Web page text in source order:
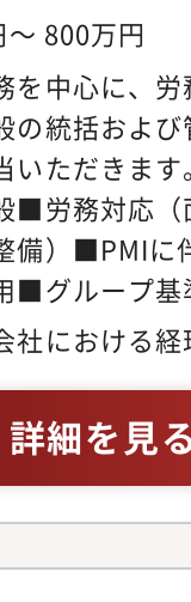
アルティメ
直後：勤務
会社の定め
500万円～ 800万円
を中心に、
の統括およ
いただきま
■労務対応（
備）■PMIに
■グループ基
理部門全体
構築するポ
アルティメ
社における
詳細を見